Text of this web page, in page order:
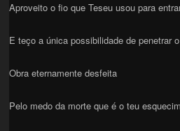
Aproveito o fio que Teseu usou para
E teço a única possibilidade de penetrar
Obra eternamente desfeita
Pelo medo da morte que é o teu